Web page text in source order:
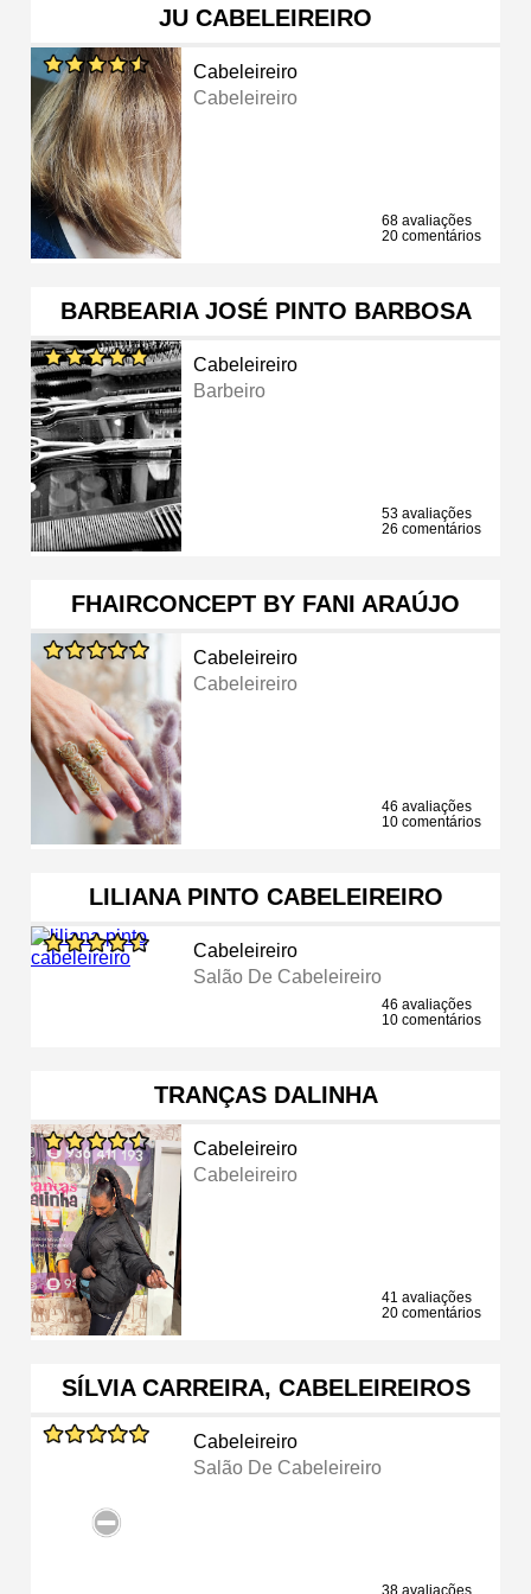
JU CABELEIREIRO
Cabeleireiro
Cabeleireiro
68 avaliações
20 comentários
BARBEARIA JOSÉ PINTO BARBOSA
Cabeleireiro
Barbeiro
53 avaliações
26 comentários
FHAIRCONCEPT BY FANI ARAÚJO
Cabeleireiro
Cabeleireiro
46 avaliações
10 comentários
LILIANA PINTO CABELEIREIRO
Cabeleireiro
Salão De Cabeleireiro
46 avaliações
10 comentários
TRANÇAS DALINHA
Cabeleireiro
Cabeleireiro
41 avaliações
20 comentários
SÍLVIA CARREIRA, CABELEIREIROS
Cabeleireiro
Salão De Cabeleireiro
38 avaliações